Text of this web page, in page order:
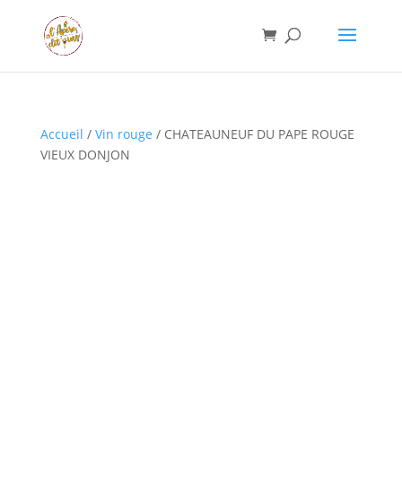
Accueil / Vin rouge / CHATEAUNEUF DU PAPE ROUGE
VIEUX DONJON